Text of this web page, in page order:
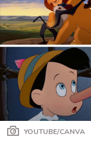
YOUTUBE/CANVA